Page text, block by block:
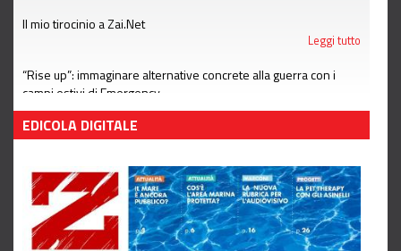
Il mio tirocinio a Zai.Net
Leggi tutto
“Rise up”: immaginare alternative concrete alla guerra con i
campi estivi di Emergency
Leggi tutto
EDICOLA DIGITALE